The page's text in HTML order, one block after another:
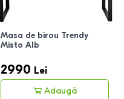
Masa de birou Trendy
Misto Alb
2990 Lei
Adaugă